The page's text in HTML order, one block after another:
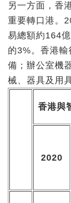
另一方面，香
重要轉口港。
易總額約164
的3%。香港
備；辦公室機
械、器具及用
香港與
2020